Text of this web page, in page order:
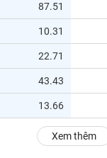
87.51
10.31
22.71
43.43
13.66
Xem thêm